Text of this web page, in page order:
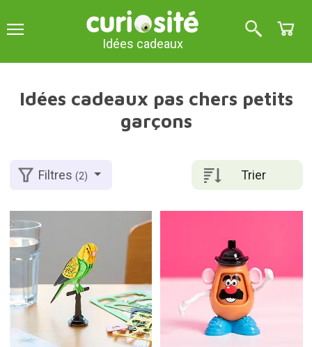
Idées cadeaux
Idées cadeaux pas chers petits
garçons
Trier
Filtres(2)